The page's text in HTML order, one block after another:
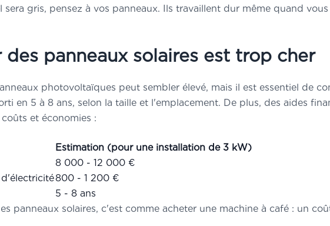
Vos informations restent strictement
confidentielles. Aucun démarchage commercial,
uniquement un rappel d'Arnaud.
Se faire Contacter
gris, pensez à vos panneaux. Ils travaillent dur même quand
des panneaux solaires est trop cher
photovoltaïques peut sembler élevé, mais il est essentiel de
en 5 à 8 ans, selon la taille et l'emplacement. De plus, des aides
et économies :
Estimation (pour une installation de 3 kW)
8 000 - 12 000 €
800 - 1 200 €
5 - 8 ans
panneaux solaires, c'est comme acheter une machine à café : un